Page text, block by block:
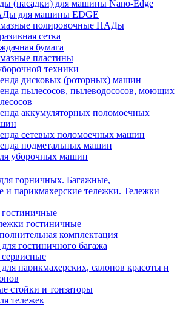
(насадки) для машины Nano-Edge
для машины EDGE
полировочные ПАДы
сетка
бумага
пластины
техники
дисковых (роторных) машин
пылесосов, пылеводососов, моющих
аккумуляторных поломоечных
сетевых поломоечных машин
подметальных машин
уборочных машин
горничных. Багажные,
и парикмахерские тележки. Тележки
гостиничные
комплектация
гостиничного багажа
парикмахерских, салонов красоты и
стойки и тонзаторы
тележек